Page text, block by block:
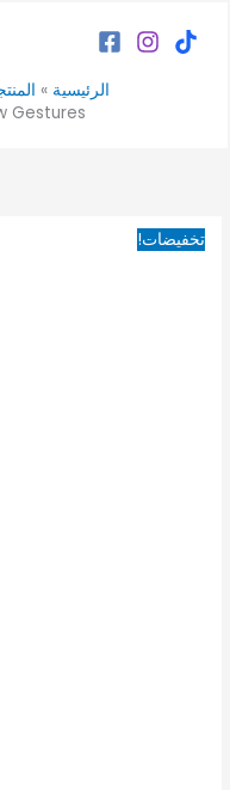
الرئيسية
Gestures
تخفيضات!
الأصلي
1,190EGP.
890EGP.
X-